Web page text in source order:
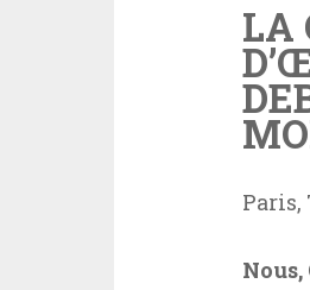
LA
Paris,